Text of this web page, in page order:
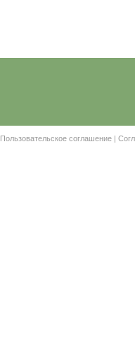
Пользовательское соглашение |